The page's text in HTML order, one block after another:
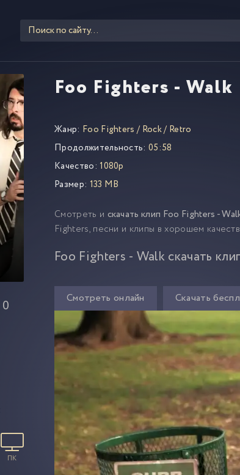
Foo Fighters - Walk
0
ПК
Жанр: Foo Fighters / Rock/ Retro
Продолжительность: 05:58
Качество: 1080p
Размер: 133 MB
Смотреть и скачать клип Foo Fighters -
Fighters, песни и клипы в хорошем
Foo Fighters - Walk скачать
Смотреть онлайн Скачать